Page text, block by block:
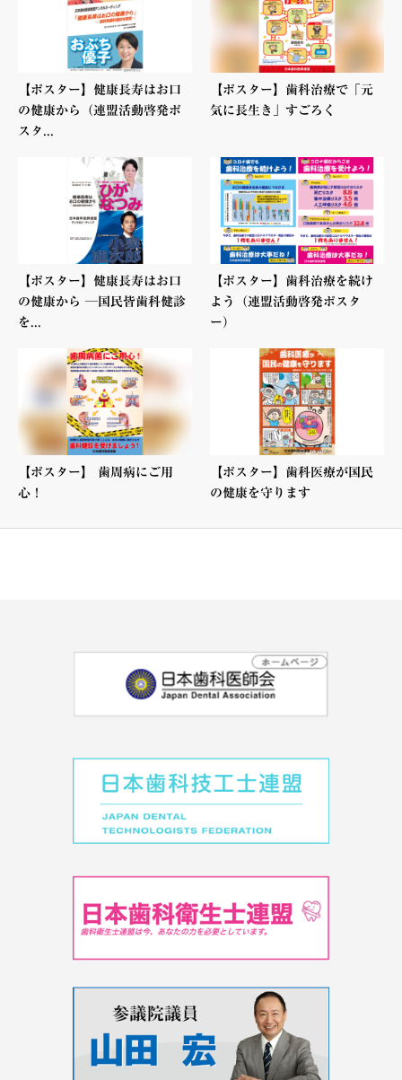
【ポスター】健康長寿はお口
の健康から（連盟活動啓発ポ
スタ...
【ポスター】歯科治療で「元
気に長生き」すごろく
【ポスター】健康長寿はお口
の健康から ─国民皆歯科健診
を...
【ポスター】歯科治療を続け
よう（連盟活動啓発ポスタ
ー）
【ポスター】 歯周病にご用
心！
【ポスター】歯科医療が国民
の健康を守ります